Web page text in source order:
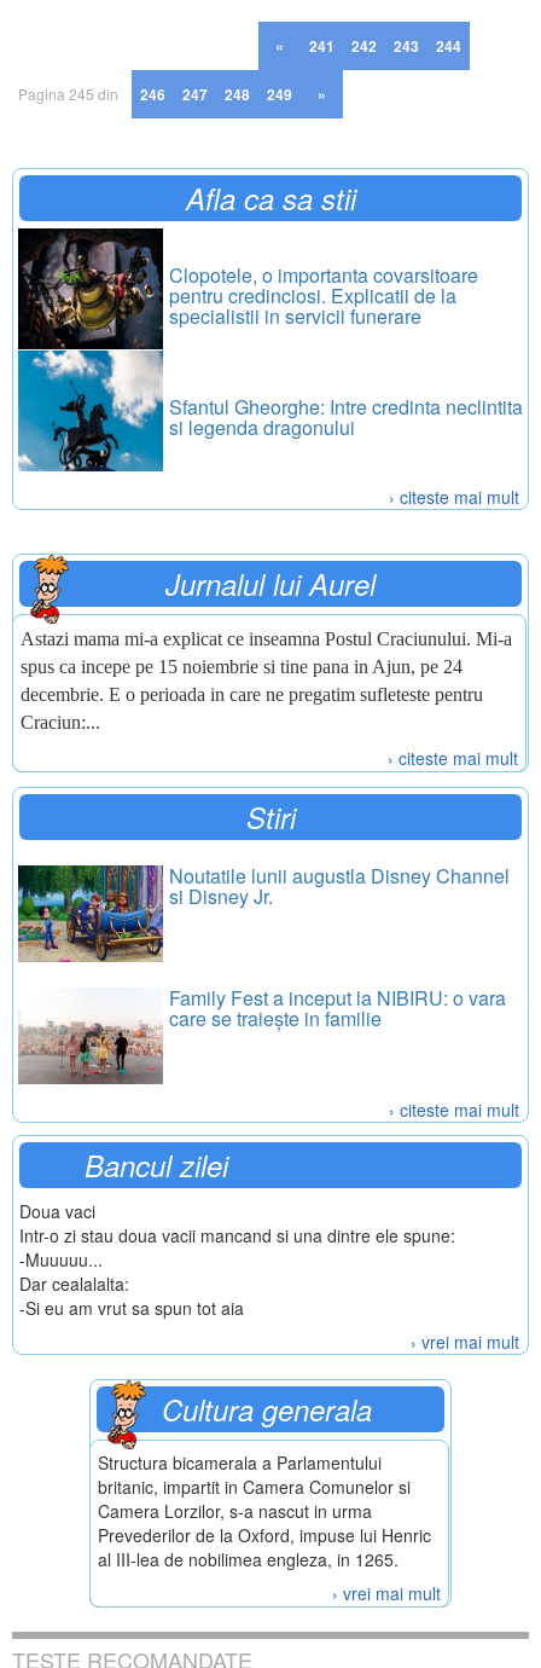
« 241 242 243 244
Pagina 245 din 246 247 248 249 »
Afla ca sa stii
Clopotele, o importanta covarsitoare
pentru credinciosi. Explicatii de la
specialistii in servicii funerare
Sfantul Gheorghe: Intre credinta neclintita
si legenda dragonului
› citeste mai mult
Jurnalul lui Aurel
Astazi mama mi-a explicat ce inseamna Postul Craciunului. Mi-a
spus ca incepe pe 15 noiembrie si tine pana in Ajun, pe 24
decembrie. E o perioada in care ne pregatim sufleteste pentru
Craciun:...
› citeste mai mult
Stiri
Noutatile lunii augustla Disney Channel
si Disney Jr.
Family Fest a inceput la NIBIRU: o vara
care se traiește in familie
› citeste mai mult
Bancul zilei
Doua vaci
Intr-o zi stau doua vacii mancand si una dintre ele spune:
-Muuuuu...
Dar cealalalta:
-Si eu am vrut sa spun tot aia
› vrei mai mult
Cultura generala
Structura bicamerala a Parlamentului
britanic, impartit in Camera Comunelor si
Camera Lorzilor, s-a nascut in urma
Prevederilor de la Oxford, impuse lui Henric
al III-lea de nobilimea engleza, in 1265.
› vrei mai mult
TESTE RECOMANDATE